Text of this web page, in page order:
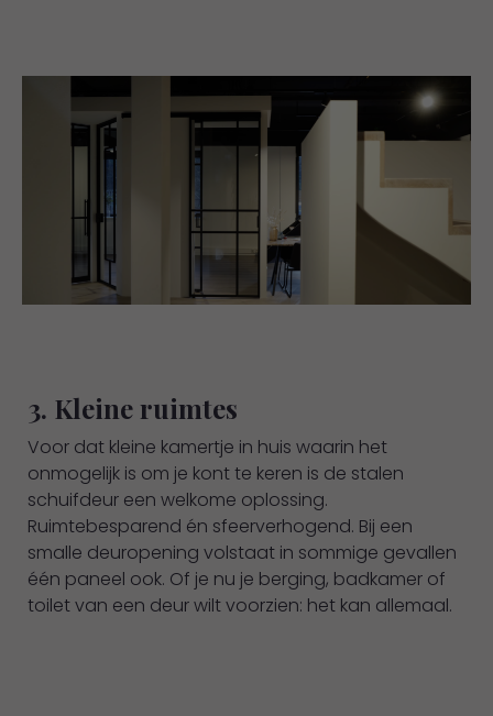
3. Kleine ruimtes
Voor dat kleine kamertje in huis waarin het
onmogelijk is om je kont te keren is de stalen
schuifdeur een welkome oplossing.
Ruimtebesparend én sfeerverhogend. Bij een
smalle deuropening volstaat in sommige gevallen
één paneel ook. Of je nu je berging, badkamer of
toilet van een deur wilt voorzien: het kan allemaal.